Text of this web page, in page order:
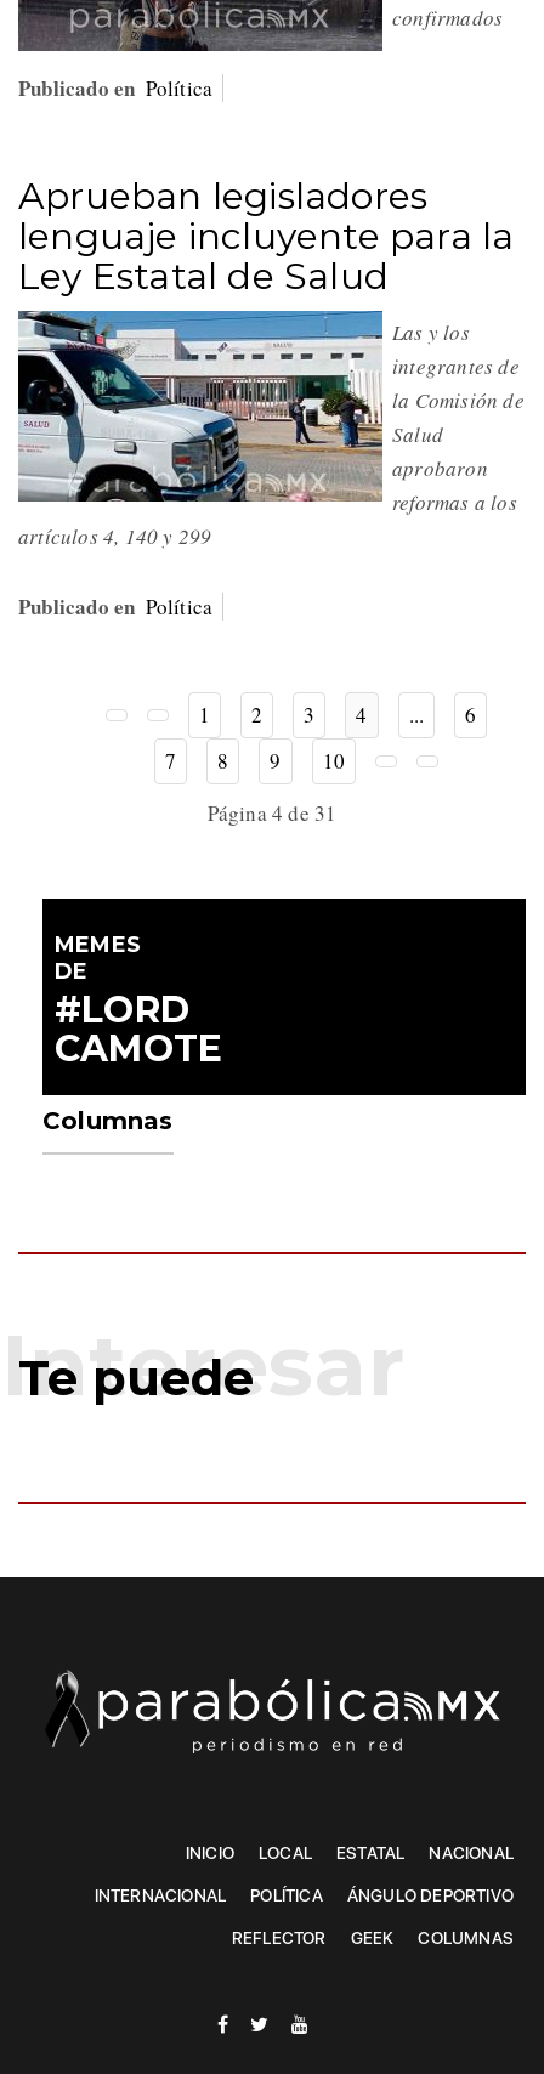
confirmados
Publicado en Política
Aprueban legisladores
lenguaje incluyente para la
Ley Estatal de Salud
Las y los
integrantes de
la Comisión de
Salud
aprobaron
reformas a los
artículos 4, 140 y 299
Publicado en Política
1 2 3 4 ...
6
7
8 9
10
Página 4 de 31
MEMES
DE
#LORD
CAMOTE
Columnas
Te puede
INICIO LOCAL ESTATAL NACIONAL
INTERNACIONAL POLÍTICA ÁNGULO DEPORTIVO
REFLECTOR GEEK COLUMNAS